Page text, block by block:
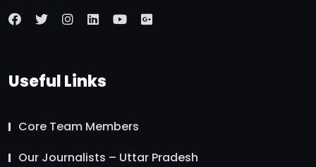
Useful Links
Core Team Members
Our Journalists – Uttar Pradesh